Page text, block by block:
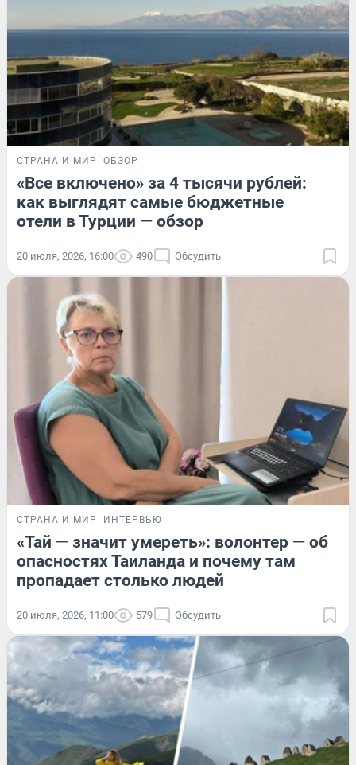
СТРАНА И МИР ОБЗОР
«Все включено» за 4 тысячи рублей:
как выглядят самые бюджетные
отели в Турции — обзор
20 июля, 2026, 16:00 490 Обсудить
СТРАНА И МИР ИНТЕРВЬЮ
«Тай — значит умереть»: волонтер — об
опасностях Таиланда и почему там
пропадает столько людей
20 июля, 2026, 11:00 579 Обсудить